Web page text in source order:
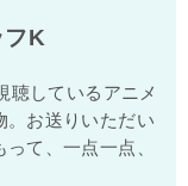
フK
聴しているアニメ
。お送りいただい
て、一点一点、